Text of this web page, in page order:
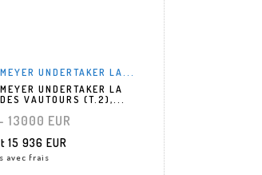
détaillée
UNDERTAKER LA...
UNDERTAKER LA
VAUTOURS (T.2),...
13000 EUR
15 936 EUR
avec frais